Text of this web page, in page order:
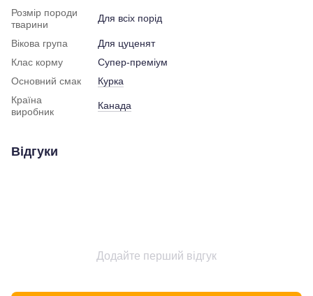
Розмір породи
тварини
Для всіх порід
Вікова група
Для цуценят
Клас корму
Супер-преміум
Основний смак
Курка
Країна
виробник
Канада
Відгуки
Додайте перший відгук